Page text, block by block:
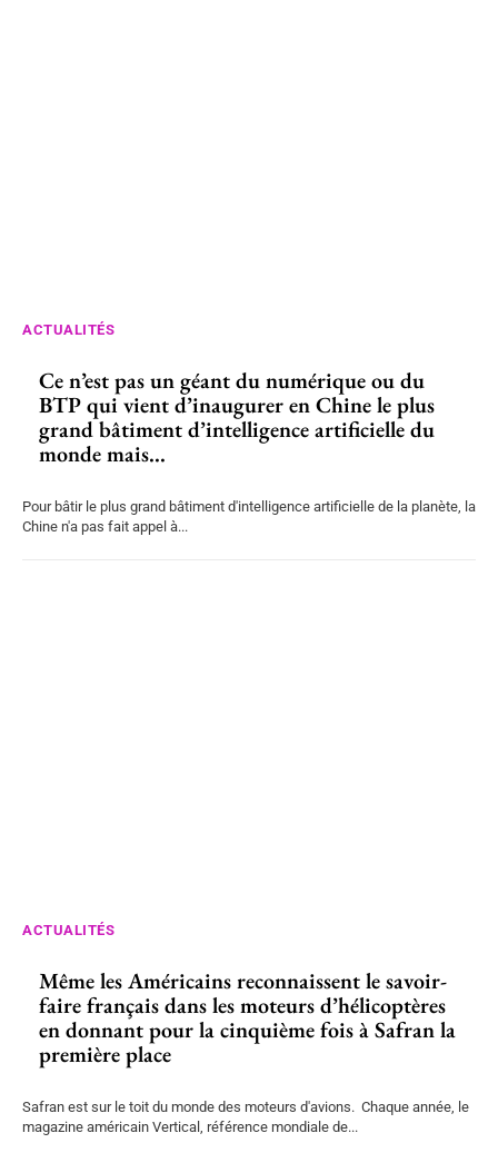
ACTUALITÉS
Ce n’est pas un géant du numérique ou du
BTP qui vient d’inaugurer en Chine le plus
grand bâtiment d’intelligence artificielle du
monde mais...
Pour bâtir le plus grand bâtiment d'intelligence artificielle de la planète, la
Chine n'a pas fait appel à...
ACTUALITÉS
Même les Américains reconnaissent le savoir-
faire français dans les moteurs d’hélicoptères
en donnant pour la cinquième fois à Safran la
première place
Safran est sur le toit du monde des moteurs d'avions. Chaque année, le
magazine américain Vertical, référence mondiale de...